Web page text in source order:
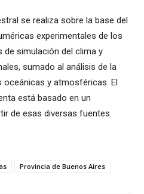
se realiza sobre la base del
experimentales de los
de simulación del clima y
sumado al análisis de la
y atmosféricas. El
está basado en un
de esas diversas fuentes.
Provincia de Buenos Aires